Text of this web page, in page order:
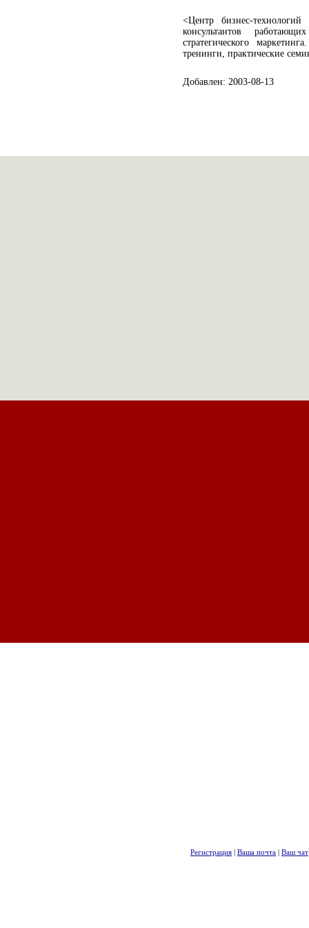
<Центр бизнес-
консультантов
стратегического
тренинги, практические
Добавлен: 2003-08-13
Регистрация | Ваша почта | Ваш чат